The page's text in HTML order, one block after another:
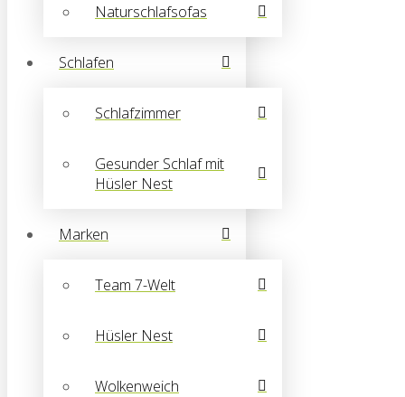
Naturschlafsofas
Schlafen
Schlafzimmer
Gesunder Schlaf mit
Hüsler Nest
Marken
Team 7-Welt
Hüsler Nest
Wolkenweich